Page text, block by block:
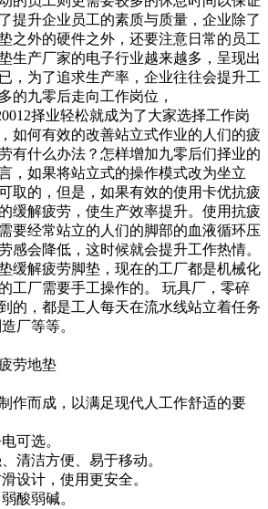
提升企业员工的素质与质量，企业除了
之外的硬件之外，还要注意日常的员工
生产厂家的电子行业越来越多，呈现出
，为了追求生产率，企业往往会提升工
的九零后走向工作岗位，
择业轻松就成为了大家选择工作岗
如何有效的改善站立式作业的人们的疲
有什么办法？怎样增加九零后们择业的
，如果将站立式的操作模式改为坐立
取的，但是，如果有效的使用卡优抗疲
缓解疲劳，使生产效率提升。使用抗疲
要经常站立的人们的脚部的血液循环压
感会降低，这时候就会提升工作热情。
缓解疲劳脚垫，现在的工厂都是机械化
工厂需要手工操作的。 玩具厂，零碎
的，都是工人每天在流水线站立着任务
厂等等。
劳地垫
作而成，以满足现代人工作舒适的要
可选。
清洁方便、易于移动。
设计，使用更安全。
酸弱碱。